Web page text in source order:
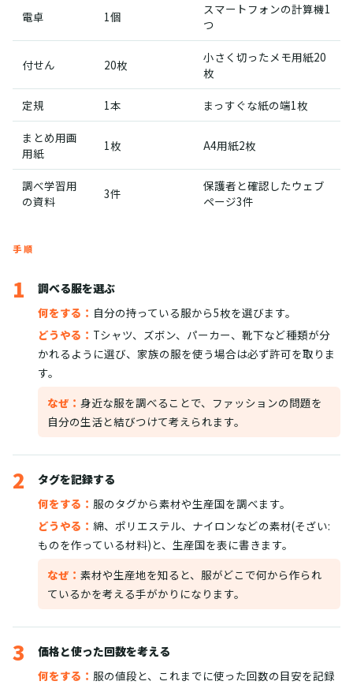
電卓 1個
スマートフォンの計算機1
つ
付せん 20枚
小さく切ったメモ用紙20
枚
定規 1本 まっすぐな紙の端1枚
まとめ用画
用紙
1枚 A4用紙2枚
調べ学習用
の資料
3件
保護者と確認したウェブ
ページ3件
手順
1
調べる服を選ぶ
何をする： 自分の持っている服から5枚を選びます。
どうやる： Tシャツ、ズボン、パーカー、靴下など種類が分
かれるように選び、家族の服を使う場合は必ず許可を取りま
す。
なぜ： 身近な服を調べることで、ファッションの問題を
自分の生活と結びつけて考えられます。
2
タグを記録する
何をする： 服のタグから素材や生産国を調べます。
どうやる： 綿、ポリエステル、ナイロンなどの素材(そざい:
ものを作っている材料)と、生産国を表に書きます。
なぜ： 素材や生産地を知ると、服がどこで何から作られ
ているかを考える手がかりになります。
3
価格と使った回数を考える
何をする： 服の値段と、これまでに使った回数の目安を記録